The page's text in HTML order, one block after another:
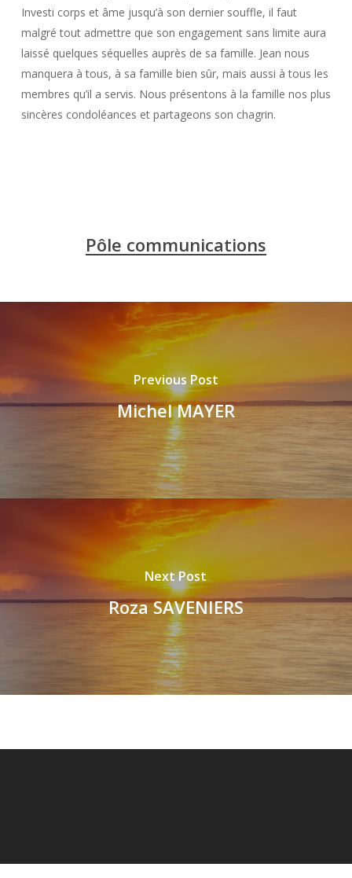
Investi corps et âme jusqu’à son dernier souffle, il faut
malgré tout admettre que son engagement sans limite aura
laissé quelques séquelles auprès de sa famille. Jean nous
manquera à tous, à sa famille bien sûr, mais aussi à tous les
membres qu’il a servis. Nous présentons à la famille nos plus
sincères condoléances et partageons son chagrin.
Pôle communications
Previous Post
Michel MAYER
Next Post
Roza SAVENIERS